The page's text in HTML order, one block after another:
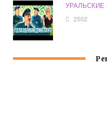
2502